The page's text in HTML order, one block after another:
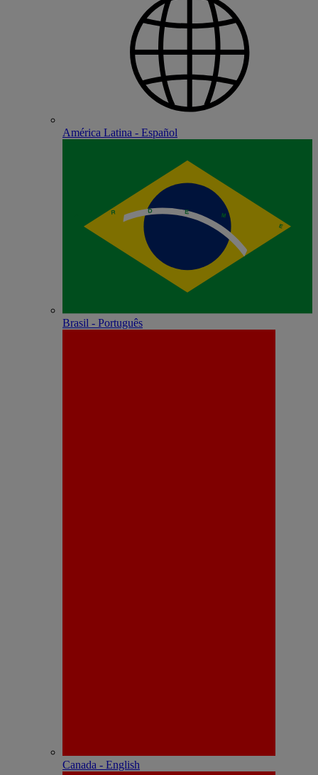
América Latina - Español
Brasil - Português
Canada - English